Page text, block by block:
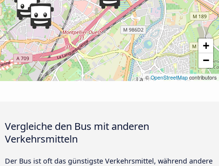
+
−
©OpenStreetMap contributors
Vergleiche den Bus mit anderen
Verkehrsmitteln
Der Bus ist oft das günstigste Verkehrsmittel, während andere